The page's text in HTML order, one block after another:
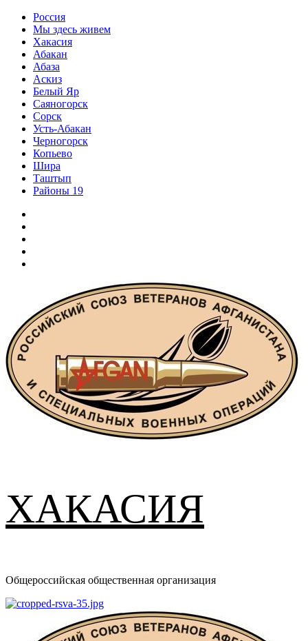
Перейти
содержимому
Россия
Мы здесь живем
Хакасия
Абакан
Абаза
Аскиз
Белый Яр
Саяногорск
Сорск
Усть-Абакан
Черногорск
Копьево
Шира
Таштып
Районы 19
ХАКАСИЯ
Общероссийская общественная организация